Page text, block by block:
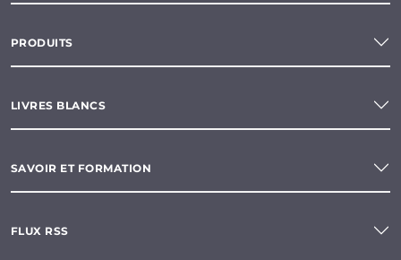
PRODUITS
LIVRES BLANCS
SAVOIR ET FORMATION
FLUX RSS